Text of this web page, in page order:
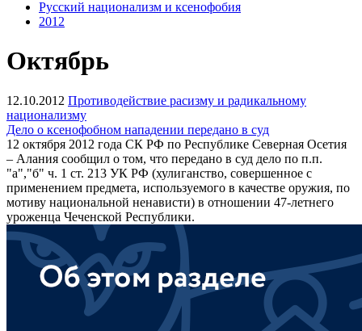
Русский национализм и ксенофобия
2012
Октябрь
12.10.2012 Противодействие расизму и радикальному
национализму
Дело о ксенофобном нападении передано в суд
12 октября 2012 года СК РФ по Республике Северная Осетия
– Алания сообщил о том, что передано в суд дело по п.п.
"а","б" ч. 1 ст. 213 УК РФ (хулиганство, совершенное с
применением предмета, используемого в качестве оружия, по
мотиву национальной ненависти) в отношении 47-летнего
уроженца Чеченской Республики.